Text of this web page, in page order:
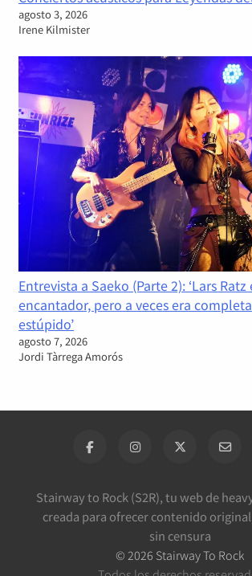
agosto 3, 2026
Irene Kilmister
Entrevista a Saeko (Parte 2): ‘Lars Ratz
encantador, pero a veces era
estúpido’
agosto 7, 2026
Jordi Tàrrega Amorós
Stairway to Rock (S2R), tu web de
creada para ofrecer contenido
sin censura
© 2026 Stairway To Rock